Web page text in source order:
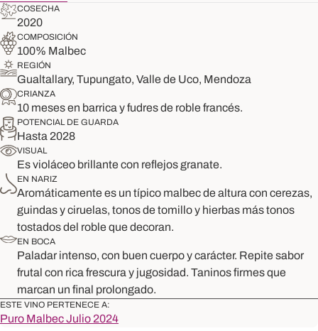
COSECHA
2020
COMPOSICIÓN
100% Malbec
REGIÓN
Gualtallary, Tupungato, Valle de Uco, Mendoza
CRIANZA
10 meses en barrica y fudres de roble francés.
POTENCIAL DE GUARDA
Hasta 2028
VISUAL
Es violáceo brillante con reflejos granate.
EN NARIZ
Aromáticamente es un típico malbec de altura con cerezas,
guindas y ciruelas, tonos de tomillo y hierbas más tonos
tostados del roble que decoran.
EN BOCA
Paladar intenso, con buen cuerpo y carácter. Repite sabor
frutal con rica frescura y jugosidad. Taninos firmes que
marcan un final prolongado.
ESTE VINO PERTENECE A:
Puro Malbec Julio 2024